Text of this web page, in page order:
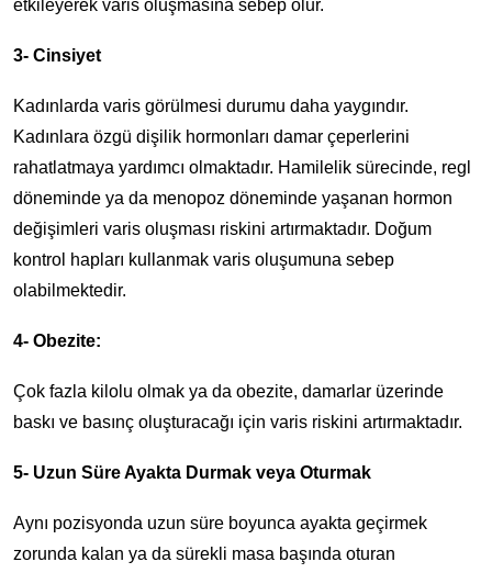
etkileyerek varis oluşmasına sebep olur.
3- Cinsiyet
Kadınlarda varis görülmesi durumu daha yaygındır.
Kadınlara özgü dişilik hormonları damar çeperlerini
rahatlatmaya yardımcı olmaktadır. Hamilelik sürecinde, regl
döneminde ya da menopoz döneminde yaşanan hormon
değişimleri varis oluşması riskini artırmaktadır. Doğum
kontrol hapları kullanmak varis oluşumuna sebep
olabilmektedir.
4- Obezite:
Çok fazla kilolu olmak ya da obezite, damarlar üzerinde
baskı ve basınç oluşturacağı için varis riskini artırmaktadır.
5- Uzun Süre Ayakta Durmak veya Oturmak
Aynı pozisyonda uzun süre boyunca ayakta geçirmek
zorunda kalan ya da sürekli masa başında oturan